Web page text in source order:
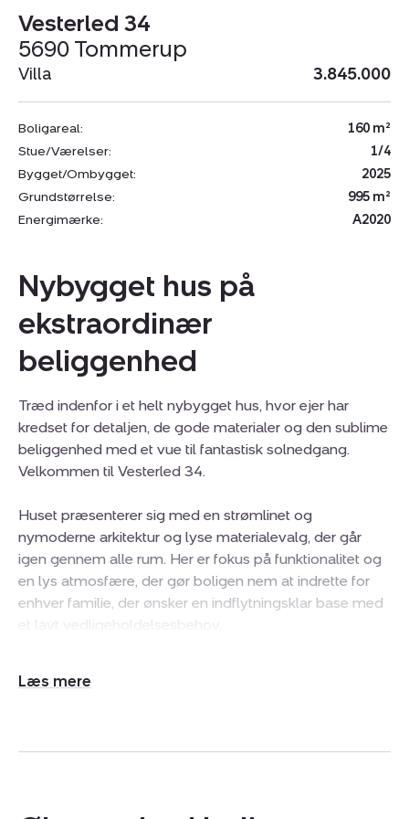
Vesterled 34
5690 Tommerup
Villa 3.845.000
Boligareal:
160 m²
Stue/Værelser:
1/4
Bygget/Ombygget:
2025
Grundstørrelse:
995 m²
Energimærke:
A2020
Nybygget hus på
ekstraordinær
beliggenhed
Træd indenfor i et helt nybygget hus, hvor ejer har
kredset for detaljen, de gode materialer og den sublime
beliggenhed med et vue til fantastisk solnedgang.
Velkommen til Vesterled 34.
Huset præsenterer sig med en strømlinet og
nymoderne arkitektur og lyse materialevalg, der går
igen gennem alle rum. Her er fokus på funktionalitet og
en lys atmosfære, der gør boligen nem at indrette for
enhver familie, der ønsker en indflytningsklar base med
et lavt vedligeholdelsesbehov.
hvor lysindfaldet spiller en hovedrolle. Hjertet i boligen
stilrent med kvalitetselementer fra HTH, der kombinerer